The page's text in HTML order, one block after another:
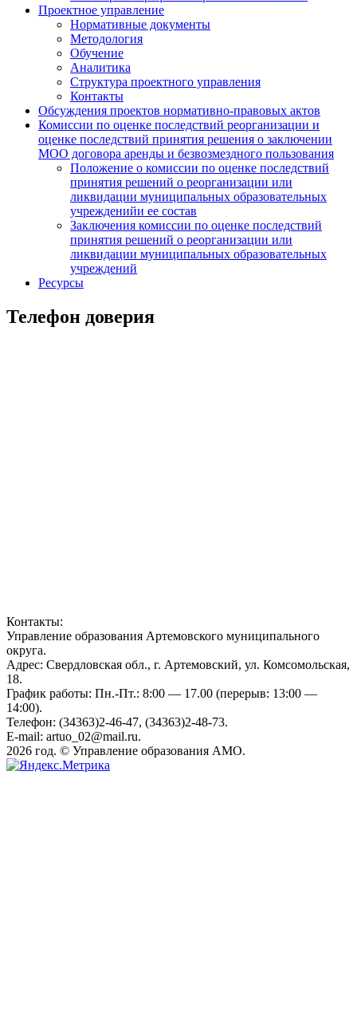
Проектное управление
Нормативные документы
Методология
Обучение
Аналитика
Структура проектного управления
Контакты
Обсуждения проектов нормативно-правовых актов
Комиссии по оценке последствий реорганизации и
оценке последствий принятия решения о заключении
МОО договора аренды и безвозмездного пользования
Положение о комиссии по оценке последствий
принятия решений о реорганизации или
ликвидации муниципальных образовательных
учрежденийи ее состав
Заключения комиссии по оценке последствий
принятия решений о реорганизации или
ликвидации муниципальных образовательных
учреждений
Ресурсы
Телефон доверия
Контакты:
Управление образования Артемовского муниципального
округа.
Адрес: Свердловская обл., г. Артемовский, ул. Комсомольская,
18.
График работы: Пн.-Пт.: 8:00 — 17.00 (перерыв: 13:00 —
14:00).
Телефон: (34363)2-46-47, (34363)2-48-73.
E-mail: artuo_02@mail.ru.
2026 год. © Управление образования АМО.